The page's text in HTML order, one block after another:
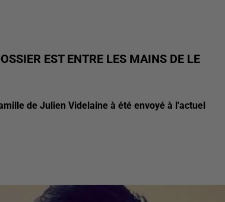
EST ENTRE LES MAINS DE LE
de Julien Videlaine à été envoyé à l'actuel